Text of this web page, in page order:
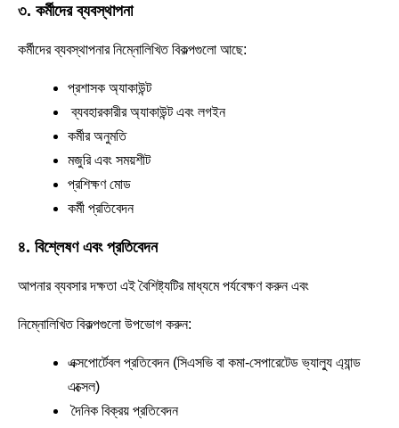
৩. কর্মীদের ব্যবস্থাপনা
কর্মীদের ব্যবস্থাপনার নিম্নোলিখিত বিকল্পগুলো আছে:
প্রশাসক অ্যাকাউন্ট
ব্যবহারকারীর অ্যাকাউন্ট এবং লগইন
কর্মীর অনুমতি
মজুরি এবং সময়শীট
প্রশিক্ষণ মোড
কর্মী প্রতিবেদন
৪. বিশ্লেষণ এবং প্রতিবেদন
আপনার ব্যবসার দক্ষতা এই বৈশিষ্ট্যটির মাধ্যমে পর্যবেক্ষণ করুন এবং
নিম্নোলিখিত বিকল্পগুলো উপভোগ করুন:
এক্সপোর্টেবল প্রতিবেদন (সিএসভি বা কমা-সেপারেটেড ভ্যাল্যু এ্যান্ড
এক্সেল)
দৈনিক বিক্রয় প্রতিবেদন